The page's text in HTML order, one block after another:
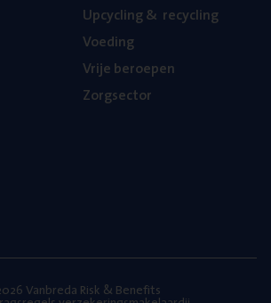
Upcy­cling& recycling
Voe­ding
Vrije beroe­pen
Zorg­sec­tor
Vanbreda Risk & Benefits